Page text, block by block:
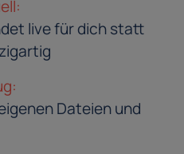
live für dich statt
Dateien und